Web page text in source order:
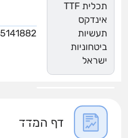
תכלית TTF
אינדקס
תעשיות
ביטחוניות
ישראל
5141882
דף המדד